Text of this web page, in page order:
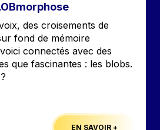
des croisements de
fond de mémoire
connectés avec des
que fascinantes : les blobs.
EN SAVOIR +